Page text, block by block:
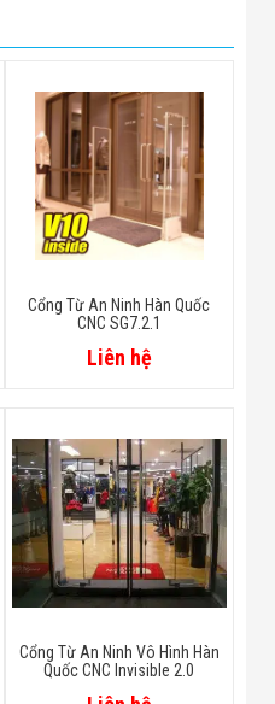
Cổng Từ An Ninh Hàn Quốc
CNC SG7.2.1
Liên hệ
Cổng Từ An Ninh Vô Hình Hàn
Quốc CNC Invisible 2.0